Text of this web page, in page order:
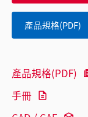
產品規格(PDF)
產品規格(PDF)
手冊